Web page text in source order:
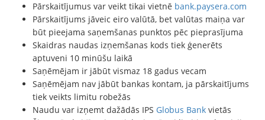
Pārskaitījumus var veikt tikai vietnē bank.paysera.com
Pārskaitījums jāveic eiro valūtā, bet valūtas maiņa var
būt pieejama saņemšanas punktos pēc pieprasījuma
Skaidras naudas izņemšanas kods tiek ģenerēts
aptuveni 10 minūšu laikā
Saņēmējam ir jābūt vismaz 18 gadus vecam
Saņēmējam nav jābūt bankas kontam, ja pārskaitījums
tiek veikts limitu robežās
Naudu var izņemt dažādās IPS Globus Bank vietās